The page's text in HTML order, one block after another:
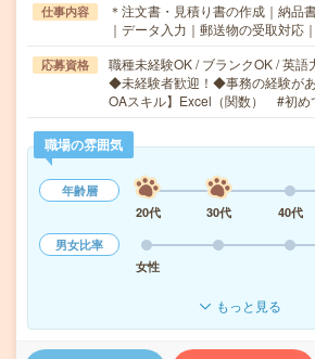
仕事内容
＊注文書・見積り書の作成｜納品
｜データ入力｜郵送物の受取対応
応募資格
職種未経験OK / ブランクOK / 英語
◆未経験者歓迎！◆事務の経験が
OAスキル】Excel（関数） #初
職場の雰囲気
年齢層
20代
30代 40代
男女比率
女性
もっと見る